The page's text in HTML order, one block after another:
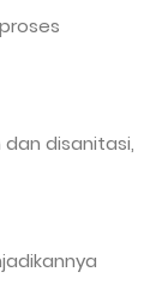
disanitasi,